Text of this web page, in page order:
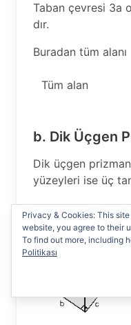
Taban çevresi 3a
dır.
Buradan tüm alanı
Tüm alan
b. Dik Üçgen
Dik üçgen
yüzeyleri ise üç
Privacy & Cookies: This
website, you agree to their
To find out more, including
Politikası